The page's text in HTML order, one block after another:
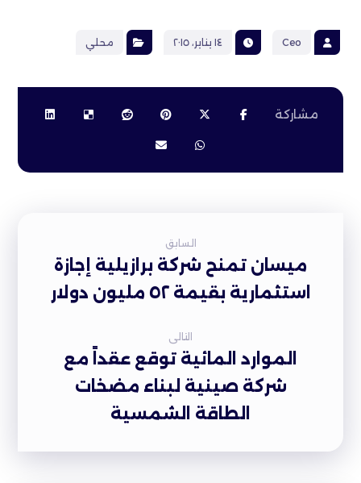
Ceo ١٤ يناير، ٢٠١٥ محلي
السابق
ميسان تمنح شركة برازيلية إجازة
استثمارية بقيمة ٥٢ مليون دولار
التالى
الموارد المائية توقع عقداً مع
شركة صينية لبناء مضخات
الطاقة الشمسية